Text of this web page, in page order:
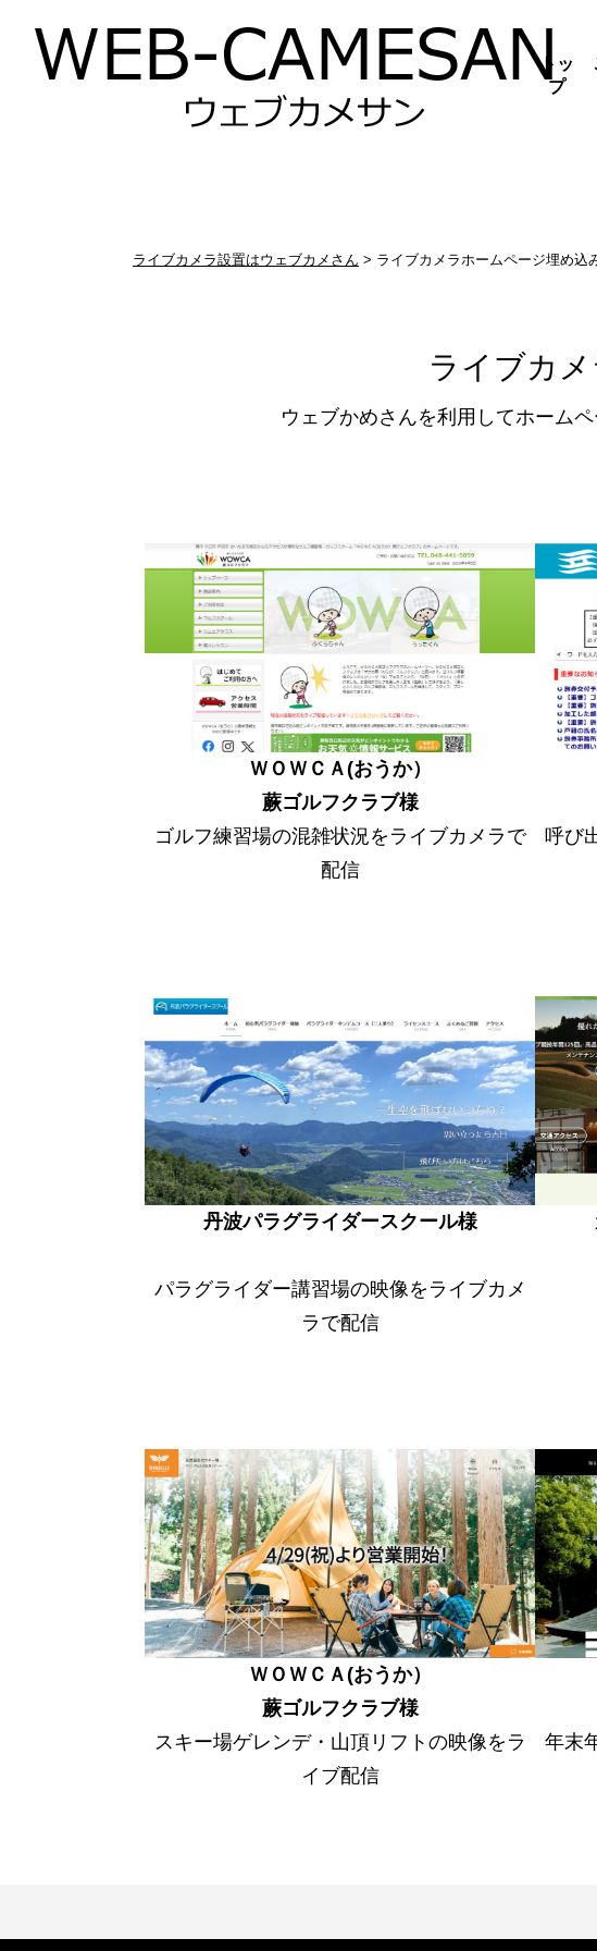
トッ
プ
ライブカメラ設置はウェブカメさん > ライブカメラホームページ埋め込
ライブカ
ウェブかめさんを利用してホーム
ＷＯＷＣＡ(おうか）
蕨ゴルフクラブ様
ゴルフ練習場の混雑状況をライブカメラで
配信
呼び
丹波パラグライダースクール様
パラグライダー講習場の映像をライブカメ
ラで配信
ＷＯＷＣＡ(おうか）
蕨ゴルフクラブ様
スキー場ゲレンデ・山頂リフトの映像をラ
イブ配信
年末